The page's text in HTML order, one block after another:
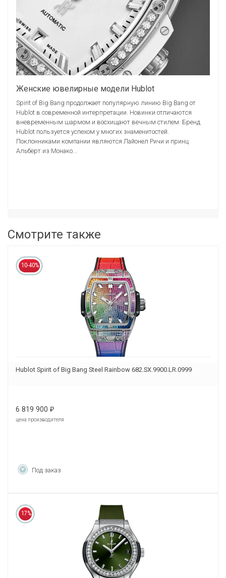
Женские ювелирные модели Hublot
Spirit of Big Bang продолжает популярную линию Big Bang от
Hublot в современной интерпретации. Новинки отличаются
вневременным шармом и восхищают вечным стилем. Бренд
Hublot пользуется успехом у многих знаменитостей.
Поклонниками компании являются Лайонел Ричи и принц
Альберт из Монако...
Смотрите также
10-40%
Hublot Spirit of Big Bang Steel Rainbow 682.SX.9900.LR.0999
6 819 900 ₽
цена производителя
Под заказ
17%